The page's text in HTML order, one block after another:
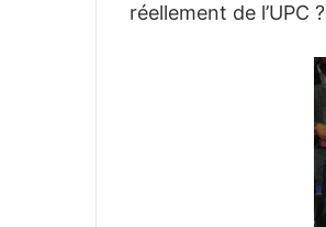
réellement de l’UPC ?